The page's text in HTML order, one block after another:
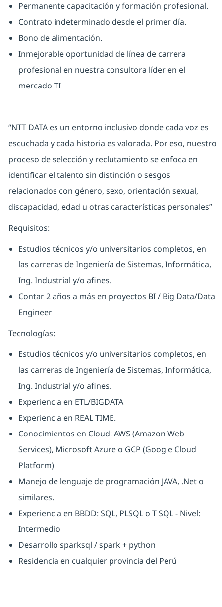
Permanente capacitación y formación profesional.
Contrato indeterminado desde el primer día.
Bono de alimentación.
Inmejorable oportunidad de línea de carrera
profesional en nuestra consultora líder en el
mercado TI
“NTT DATA es un entorno inclusivo donde cada voz es
escuchada y cada historia es valorada. Por eso, nuestro
proceso de selección y reclutamiento se enfoca en
identificar el talento sin distinción o sesgos
relacionados con género, sexo, orientación sexual,
discapacidad, edad u otras características personales”
Requisitos:
Estudios técnicos y/o universitarios completos, en
las carreras de Ingeniería de Sistemas, Informática,
Ing. Industrial y/o afines.
Contar 2 años a más en proyectos BI / Big Data/Data
Engineer
Tecnologías:
Estudios técnicos y/o universitarios completos, en
las carreras de Ingeniería de Sistemas, Informática,
Ing. Industrial y/o afines.
Experiencia en ETL/BIGDATA
Experiencia en REAL TIME.
Conocimientos en Cloud: AWS (Amazon Web
Services), Microsoft Azure o GCP (Google Cloud
Platform)
Manejo de lenguaje de programación JAVA, .Net o
similares.
Experiencia en BBDD: SQL, PLSQL o T SQL - Nivel:
Intermedio
Desarrollo sparksql / spark + python
Residencia en cualquier provincia del Perú